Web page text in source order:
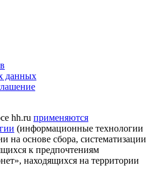
данных
hh.ru применяются
(информационные технологии
на основе сбора, систематизации
к предпочтениям
находящихся на территории